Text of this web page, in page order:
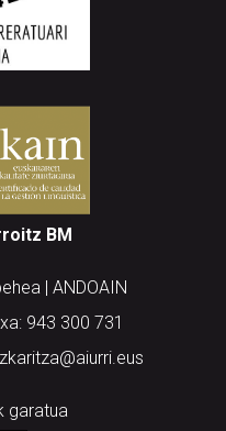
BM
| ANDOAIN
943 300 731
garatua